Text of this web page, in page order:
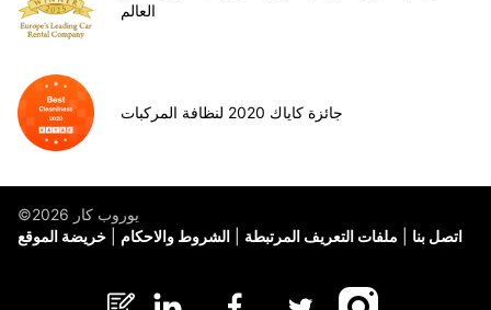
العالم
جائزة كاياك 2020 لنظافة المركبات
©يوروب كار 2026
خريضة الموقع
الشروط والاحكام ملفات التعريف المرتبطة اتصل بنا